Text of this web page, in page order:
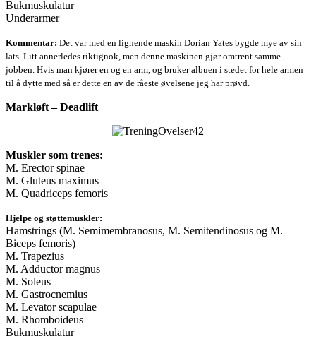
Bukmuskulatur
Underarmer
Kommentar: Det var med en lignende maskin Dorian Yates bygde mye av sin
lats. Litt annerledes riktignok, men denne maskinen gjør omtrent samme
jobben. Hvis man kjører en og en arm, og bruker albuen i stedet for hele armen
til å dytte med så er dette en av de råeste øvelsene jeg har prøvd.
Markløft – Deadlift
Muskler som trenes:
M. Erector spinae
M. Gluteus maximus
M. Quadriceps femoris
Hjelpe og støttemuskler:
Hamstrings (M. Semimembranosus, M. Semitendinosus og M.
Biceps femoris)
M. Trapezius
M. Adductor magnus
M. Soleus
M. Gastrocnemius
M. Levator scapulae
M. Rhomboideus
Bukmuskulatur